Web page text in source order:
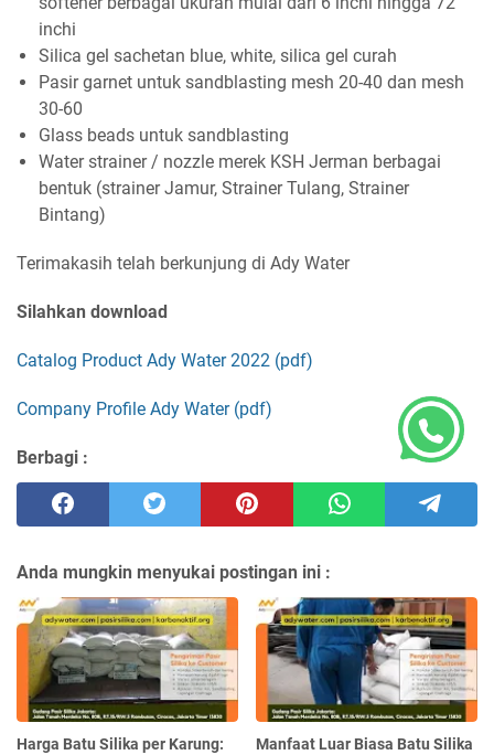
inchi
Silica gel sachetan blue, white, silica gel curah
Pasir garnet untuk sandblasting mesh 20-40 dan mesh
30-60
Glass beads untuk sandblasting
Water strainer / nozzle merek KSH Jerman berbagai
bentuk (strainer Jamur, Strainer Tulang, Strainer
Bintang)
Terimakasih telah berkunjung di Ady Water
Silahkan download
Catalog Product Ady Water 2022 (pdf)
Company Profile Ady Water (pdf)
Berbagi :
Anda mungkin menyukai postingan ini :
Harga Batu Silika per Karung:
Manfaat Luar Biasa Batu Silika